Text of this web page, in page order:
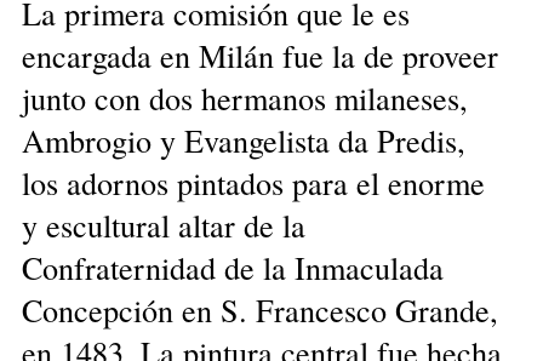
La primera comisión que le es
encargada en Milán fue la de proveer
junto con dos hermanos milaneses,
Ambrogio y Evangelista da Predis,
los adornos pintados para el enorme
y escultural altar de la
Confraternidad de la Inmaculada
Concepción en S. Francesco Grande,
en 1483. La pintura central fue hecha